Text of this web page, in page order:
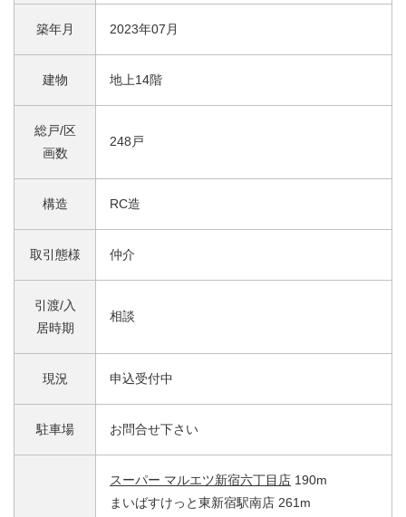
築年月 2023年07月
建物 地上14階
総戸/区
画数
248戸
構造 RC造
取引態様 仲介
引渡/入
居時期
相談
現況 申込受付中
駐車場 お問合せ下さい
スーパー マルエツ新宿六丁目店 190m
まいばすけっと東新宿駅南店 261m